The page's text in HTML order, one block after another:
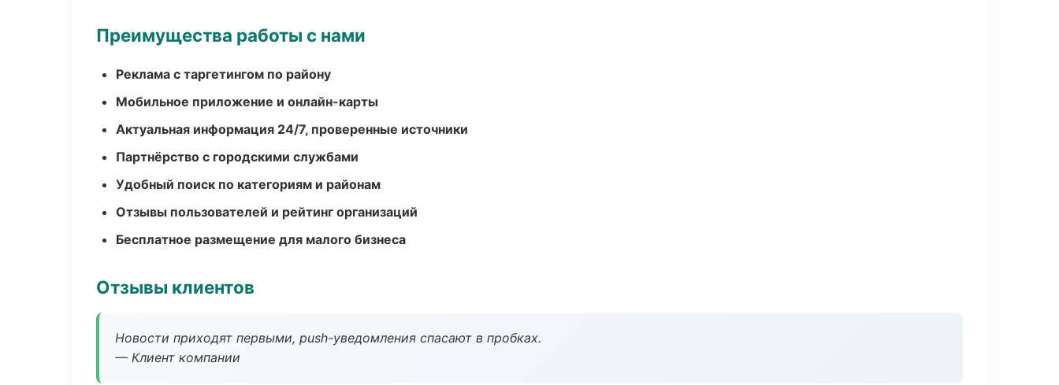
Преимущества работы с нами
Реклама с таргетингом по району
Мобильное приложение и онлайн-карты
Актуальная информация 24/7, проверенные источники
Партнёрство с городскими службами
Удобный поиск по категориям и районам
Отзывы пользователей и рейтинг организаций
Бесплатное размещение для малого бизнеса
Отзывы клиентов
Новости приходят первыми, push-уведомления спасают в пробках.
— Клиент компании